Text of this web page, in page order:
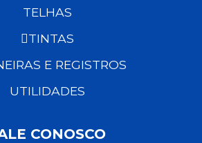
TELHAS
TINTAS
E REGISTROS
UTILIDADES
CONOSCO